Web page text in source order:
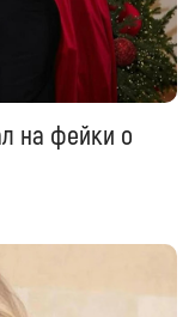
на фейки о